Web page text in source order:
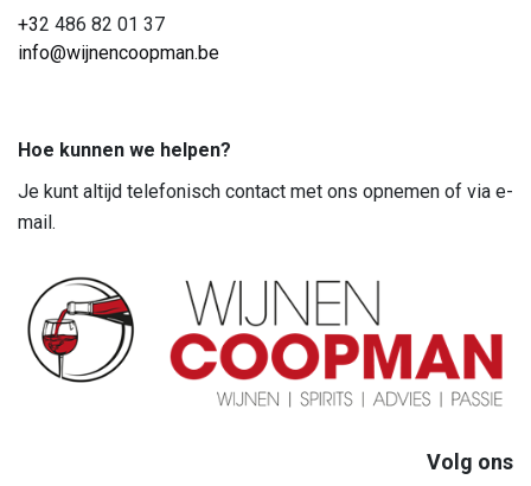
+32 486 82 01 37
info@wijnencoopman.be
Hoe kunnen we helpen?
Je kunt altijd telefonisch contact met ons opnemen of via e-
mail.
Volg ons